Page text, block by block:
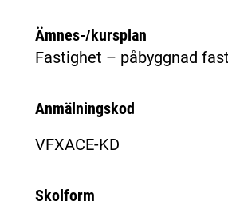
Ämnes-/kursplan
Fastighet – påbyggnad
Anmälningskod
VFXACE-KD
Skolform